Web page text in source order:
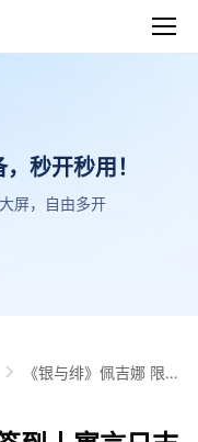
秒开秒用！
屏，自由多开
《银与绯》佩吉娜 限时